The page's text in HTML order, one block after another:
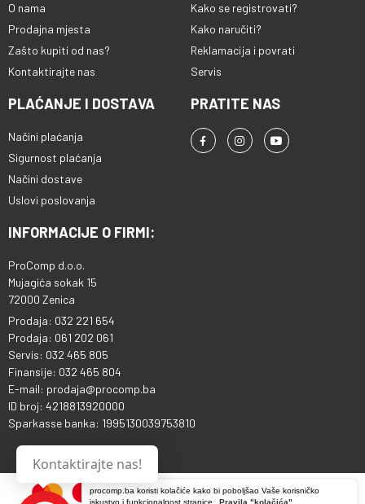
procomp.ba koristi kolačiće kako bi poboljšao Vaše korisničko
iskustvo i funkcionalnost stranice.
Pravila "kolačića"
O nama
Prodajna mjesta
Zašto kupiti od nas?
Kontaktirajte nas
Kako se registrovati?
Kako naručiti?
Reklamacija i povrati
Servis
PLAĆANJE I DOSTAVA
Načini plaćanja
Sigurnost plaćanja
Načini dostave
Uslovi poslovanja
PRATITE NAS
INFORMACIJE O FIRMI:
ProComp d.o.o.
Mujagića sokak 15
72000 Zenica
Prodaja: 032 221 654
Prodaja: 061 202 061
Servis: 032 465 805
Finansije: 032 465 804
E-mail: prodaja@procomp.ba
ID broj: 4218813920000
Sparkasse banka: 1995130039753810
Kontaktirajte nas!